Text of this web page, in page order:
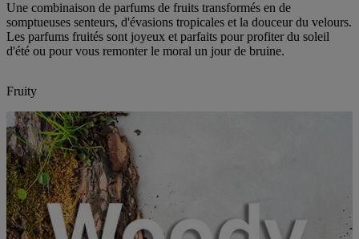
Une combinaison de parfums de fruits transformés en de
somptueuses senteurs, d'évasions tropicales et la douceur du velours.
Les parfums fruités sont joyeux et parfaits pour profiter du soleil
d'été ou pour vous remonter le moral un jour de bruine.
Fruity